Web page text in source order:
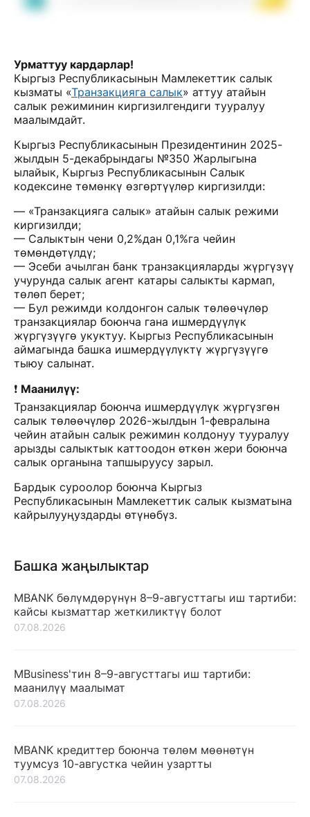
Урматтуу кардарлар!
Кыргыз Республикасынын Мамлекеттик салык
кызматы «Транзакцияга салык» аттуу атайын
салык режиминин киргизилгендиги тууралуу
маалымдайт.
Кыргыз Республикасынын Президентинин 2025-
жылдын 5-декабрындагы №350 Жарлыгына
ылайык, Кыргыз Республикасынын Салык
кодексине төмөнкү өзгөртүүлөр киргизилди:
— «Транзакцияга салык» атайын салык режими
киргизилди;
— Салыктын чени 0,2%дан 0,1%га чейин
төмөндөтүлдү;
— Эсеби ачылган банк транзакцияларды жүргүзүү
учурунда салык агент катары салыкты кармап,
төлөп берет;
— Бул режимди колдонгон салык төлөөчүлөр
транзакциялар боюнча гана ишмердүүлүк
жүргүзүүгө укуктуу. Кыргыз Республикасынын
аймагында башка ишмердүүлүктү жүргүзүүгө
тыюу салынат.
❗ Маанилүү:
Транзакциялар боюнча ишмердүүлүк жүргүзгөн
салык төлөөчүлөр 2026-жылдын 1-февралына
чейин атайын салык режимин колдонуу тууралуу
арызды салыктык каттоодон өткөн жери боюнча
салык органына тапшыруусу зарыл.
Бардык суроолор боюнча Кыргыз
Республикасынын Мамлекеттик салык кызматына
кайрылууңуздарды өтүнөбүз.
Башка жаңылыктар
MBANK бөлүмдөрүнүн 8–9-августтагы иш тартиби:
кайсы кызматтар жеткиликтүү болот
07.08.2026
MBusiness'тин 8–9-августтагы иш тартиби:
маанилүү маалымат
07.08.2026
MBANK кредиттер боюнча төлөм мөөнөтүн
туумсуз 10-августка чейин узартты
07.08.2026